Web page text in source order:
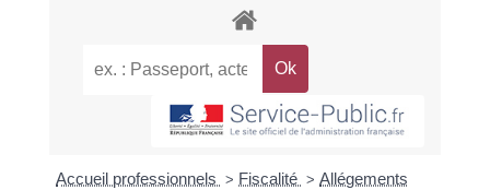
Accueil professionnels > Fiscalité > Allégements